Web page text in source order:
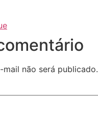
mail não será publicado.